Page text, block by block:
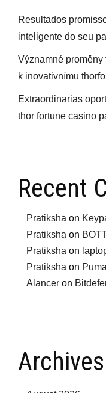
Resultados
inteligente do seu
Významné
k inovativnímu
Extraordinarias
thor fortune casino
Recent
Pratiksha on
Pratiksha on
Pratiksha on
Pratiksha on
Alancer on
Archives